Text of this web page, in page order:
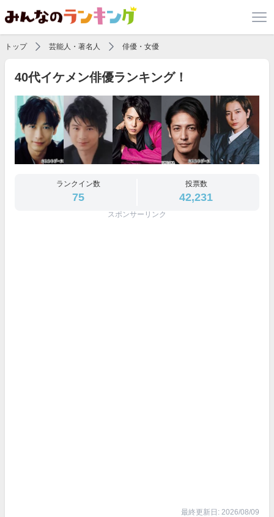
トップ 芸能人・著名人 俳優・女優
40代イケメン俳優ランキング！
ランクイン数
75
投票数
42,231
スポンサーリンク
最終更新日: 2026/08/09